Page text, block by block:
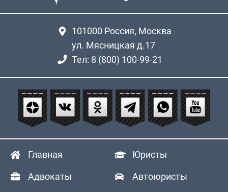
101000 Россия, Москва
ул. Мясницкая д.17
Тел: 8 (800) 100-99-21
Главная Юристы
Адвокаты Автоюристы